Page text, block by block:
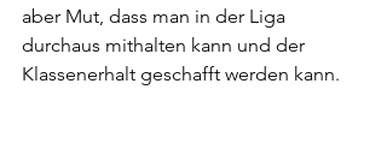
aber Mut, dass man in der Liga
durchaus mithalten kann und der
Klassenerhalt geschafft werden kann.